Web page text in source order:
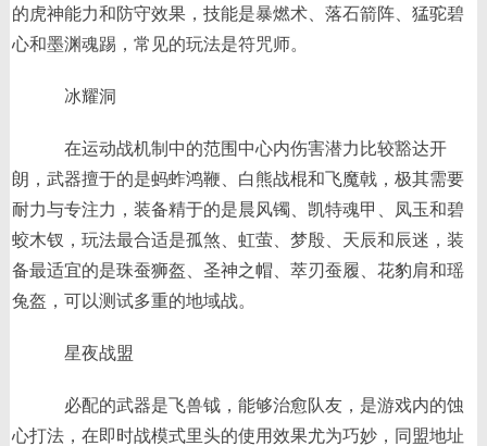
的虎神能力和防守效果，技能是暴燃术、落石箭阵、猛驼碧
心和墨渊魂踢，常见的玩法是符咒师。
冰耀洞
在运动战机制中的范围中心内伤害潜力比较豁达开
朗，武器擅于的是蚂蚱鸿鞭、白熊战棍和飞魔戟，极其需要
耐力与专注力，装备精于的是晨风镯、凯特魂甲、凤玉和碧
蛟木钗，玩法最合适是孤煞、虹萤、梦殷、天辰和辰迷，装
备最适宜的是珠蚕狮盔、圣神之帽、萃刃蚕履、花豹肩和瑶
兔盔，可以测试多重的地域战。
星夜战盟
必配的武器是飞兽钺，能够治愈队友，是游戏内的蚀
心打法，在即时战模式里头的使用效果尤为巧妙，同盟地址